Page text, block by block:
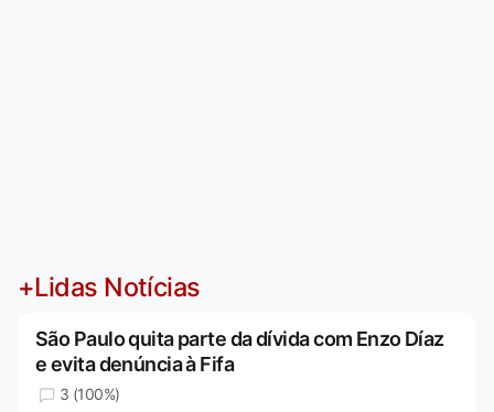
+Lidas Notícias
São Paulo quita parte da dívida com Enzo Díaz
e evita denúncia à Fifa
3 (100%)